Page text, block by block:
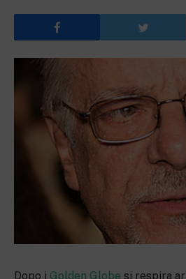
Dopo i Golden Globe si respira